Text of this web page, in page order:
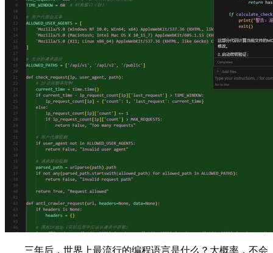
三年后，世界上最流行的编程语言是什么？大概率，不会